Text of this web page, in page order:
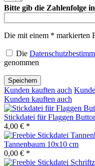
Bitte gib die Zahlenfolge
Die mit einem * markierten
Die
genommen
Speichern
Kunden kauften auch
Kunden kauften auch
Stickdatei für Flaggen
4,00 € *
Tannenbaum 10x10 cm
0,00 € *